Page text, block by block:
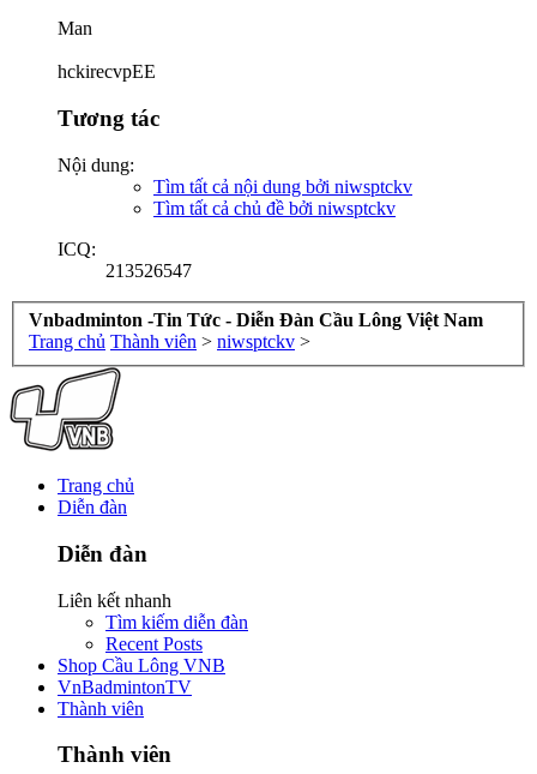
Man
hckirecvpEE
Tương tác
Nội dung:
Tìm tất cả nội dung bởi niwsptckv
Tìm tất cả chủ đề bởi niwsptckv
ICQ:
213526547
Vnbadminton -Tin Tức - Diễn Đàn Cầu Lông Việt Nam
Trang chủ Thành viên > niwsptckv >
Trang chủ
Diễn đàn
Diễn đàn
Liên kết nhanh
Tìm kiếm diễn đàn
Recent Posts
Shop Cầu Lông VNB
VnBadmintonTV
Thành viên
Thành viên